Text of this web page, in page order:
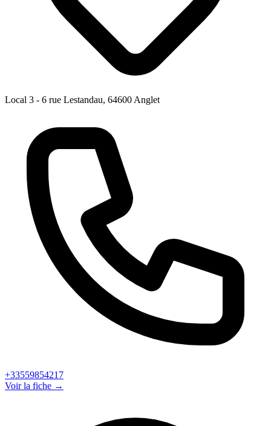
Local 3 - 6 rue Lestandau, 64600 Anglet
+33559854217
Voir la fiche →